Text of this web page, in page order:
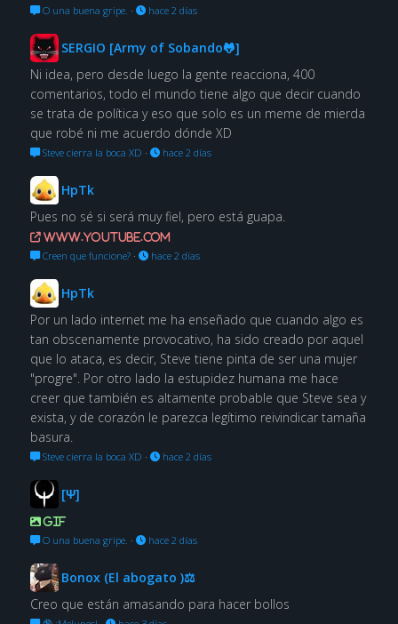
O una buena gripe. · hace 2 días
SERGIO [Army of Sobando🐸]
Ni idea, pero desde luego la gente reacciona, 400
comentarios, todo el mundo tiene algo que decir cuando
se trata de política y eso que solo es un meme de mierda
que robé ni me acuerdo dónde XD
Steve cierra la boca XD · hace 2 días
HpTk
Pues no sé si será muy fiel, pero está guapa.
www.youtube.com
Creen que funcione?· hace 2 días
HpTk
Por un lado internet me ha enseñado que cuando algo es
tan obscenamente provocativo, ha sido creado por aquel
que lo ataca, es decir, Steve tiene pinta de ser una mujer
"progre". Por otro lado la estupidez humana me hace
creer que también es altamente probable que Steve sea y
exista, y de corazón le parezca legítimo reivindicar tamaña
basura.
Steve cierra la boca XD · hace 2 días
[Ψ]
GIF
O una buena gripe. · hace 2 días
Bonox (El abogato )⚖
Creo que están amasando para hacer bollos